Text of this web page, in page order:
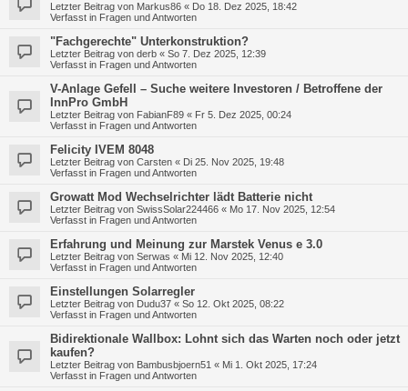
Letzter Beitrag von Markus86 « Do 18. Dez 2025, 18:42
Verfasst in Fragen und Antworten
"Fachgerechte" Unterkonstruktion?
Letzter Beitrag von derb « So 7. Dez 2025, 12:39
Verfasst in Fragen und Antworten
V-Anlage Gefell – Suche weitere Investoren / Betroffene der
InnPro GmbH
Letzter Beitrag von FabianF89 « Fr 5. Dez 2025, 00:24
Verfasst in Fragen und Antworten
Felicity IVEM 8048
Letzter Beitrag von Carsten « Di 25. Nov 2025, 19:48
Verfasst in Fragen und Antworten
Growatt Mod Wechselrichter lädt Batterie nicht
Letzter Beitrag von SwissSolar224466 « Mo 17. Nov 2025, 12:54
Verfasst in Fragen und Antworten
Erfahrung und Meinung zur Marstek Venus e 3.0
Letzter Beitrag von Serwas « Mi 12. Nov 2025, 12:40
Verfasst in Fragen und Antworten
Einstellungen Solarregler
Letzter Beitrag von Dudu37 « So 12. Okt 2025, 08:22
Verfasst in Fragen und Antworten
Bidirektionale Wallbox: Lohnt sich das Warten noch oder jetzt
kaufen?
Letzter Beitrag von Bambusbjoern51 « Mi 1. Okt 2025, 17:24
Verfasst in Fragen und Antworten